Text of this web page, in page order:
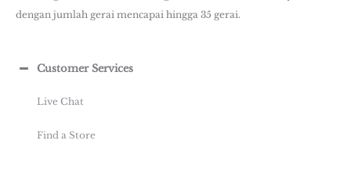
dengan jumlah gerai mencapai hingga 35 gerai.
Customer Services
Live Chat
Find a Store